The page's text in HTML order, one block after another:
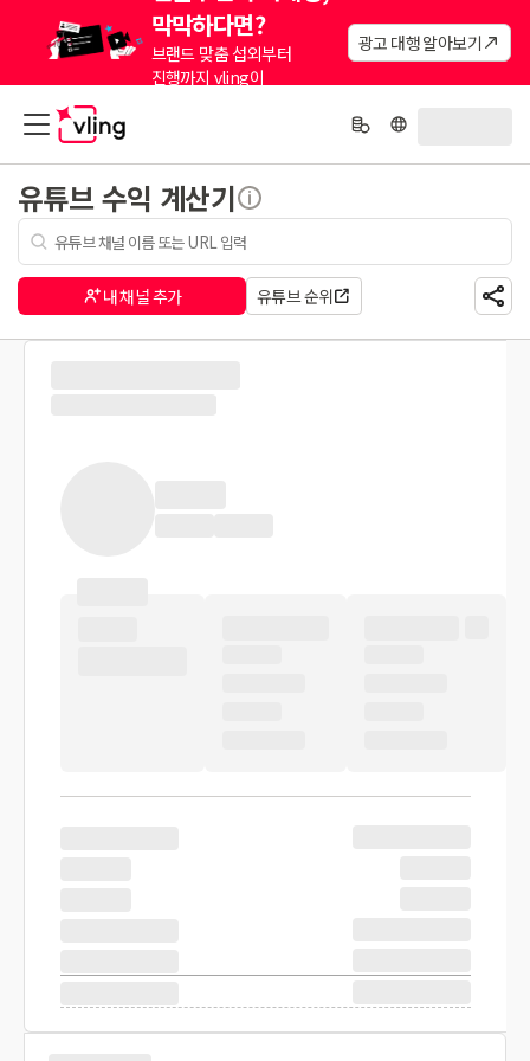
막막하다면?
브랜드 맞춤 섭외부터
진행까지 vling이
광고 대행 알아보기
유튜브 수익 계산기
내 채널 추가 유튜브 순위